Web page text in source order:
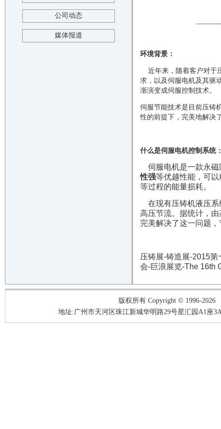
公司动态
媒体报道
环境背景：
近年来，随着客户对于
求，以及伺服电机及其驱
渐演变成伺服控制技术。
伺服节能技术是目前压铸
性的前提下，完美地解决
什么是伺服电机控制系统
伺服电机是一款永磁
性强等优越性能，可
等过程的能量损耗。
在现有压铸机液压系
高压节流。据统计，
完美解决了这一问题
压铸展-铸造展-2015
会-巨浪展览-The 16th
版权所有 Copyright © 1996-2026
地址:广州市天河区珠江新城华明路29号星汇园A1座